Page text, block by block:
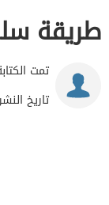
طريقة
تمت
تاريخ